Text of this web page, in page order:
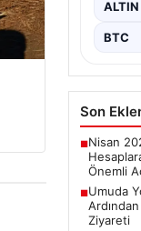
ALTIN
BTC
Son
■Nisan
Önemli
■Umuda
Ziyareti